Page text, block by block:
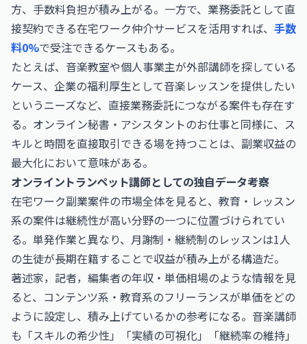
方、手数料負担が積み上がる。一方で、業務委託として直
接契約できる在宅ワーク仲介サービスを活用すれば、 手数
料0%で受注できるケースもある。
たとえば、音楽教室や個人事業主が外部講師を探している
ケース、企業の福利厚生として音楽レッスンを提供したい
というニーズなど、直接業務委託につながる案件も存在す
る。 オンライン秘書・アシスタントのお仕事と同様に、ス
キルと時間を直接取引できる場を持つことは、副業収益の
最大化において意味がある。
オンライントランペット講師としての独自データ考察
在宅ワーク副業案件の市場全体を見ると、教育・レッスン
系の案件は継続性が高い分野の一つに位置づけられてい
る。単発作業と異なり、月謝制・継続制のレッスンは1人
の生徒が長期在籍することで収益が積み上がる構造だ。
著述家，記者，編集者の年収・単価相場のような情報を見
ると、コンテンツ系・教育系のフリーランスが単価をどの
ように設定し、積み上げているかの参考になる。音楽講師
も「スキルの希少性」「実績の可視化」「継続率の維持」